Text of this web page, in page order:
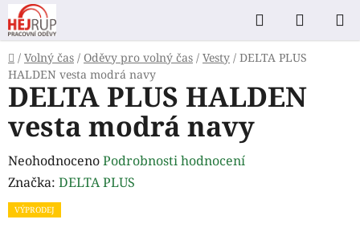
Přejít
na
obsah
Hledat
KOŠÍK
Domů
/ Volný čas / Oděvy pro volný čas / Vesty / DELTA PLUS
HALDEN vesta modrá navy
DELTA PLUS HALDEN
vesta modrá navy
Průměrné
hodnocení
produktu
NeohodnocenoPodrobnosti hodnocení
Značka: DELTA PLUS
VÝPRODEJ